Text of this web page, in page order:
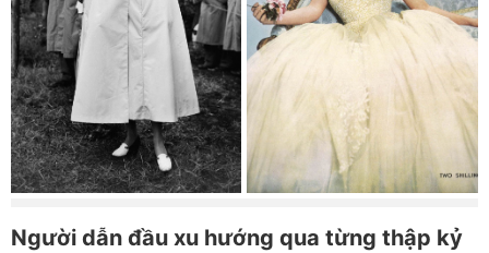
Người dẫn đầu xu hướng qua từng thập kỷ